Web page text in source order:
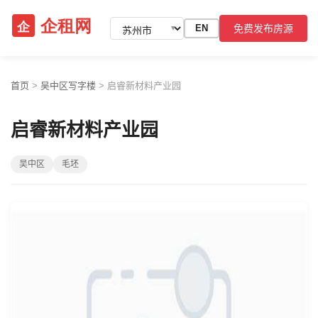
▼ EN 免费发布房源
首页 > 吴中区写字楼 > 启睿新材料产业园
启睿新材料产业园
吴中区 毛坯